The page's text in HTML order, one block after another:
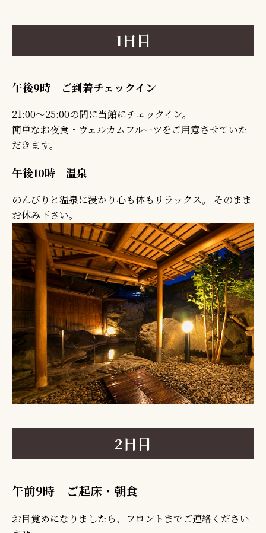
1日目
午後9時 ご到着チェックイン
21:00～25:00の間に当館にチェックイン。
簡単なお夜食・ウェルカムフルーツをご用意させていた
だきます。
午後10時 温泉
のんびりと温泉に浸かり心も体もリラックス。 そのまま
お休み下さい。
2日目
午前9時 ご起床・朝食
お目覚めになりましたら、フロントまでご連絡ください